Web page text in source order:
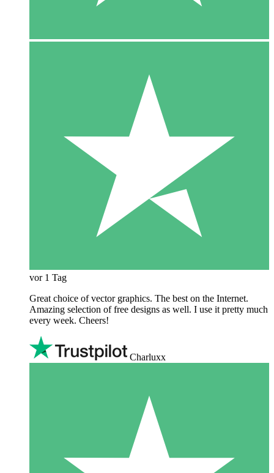
vor 1 Tag
Great choice of vector graphics. The best on the Internet.
Amazing selection of free designs as well. I use it pretty much
every week. Cheers!
Charluxx